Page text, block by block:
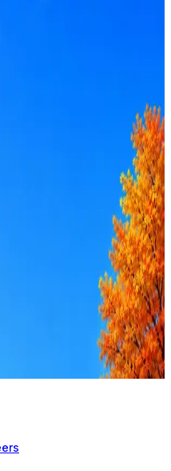
позиции, вилка, каналы
из 600+ источников
писем